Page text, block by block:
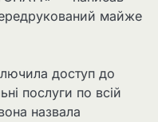
майже
доступ до
послуги по всій
назвала